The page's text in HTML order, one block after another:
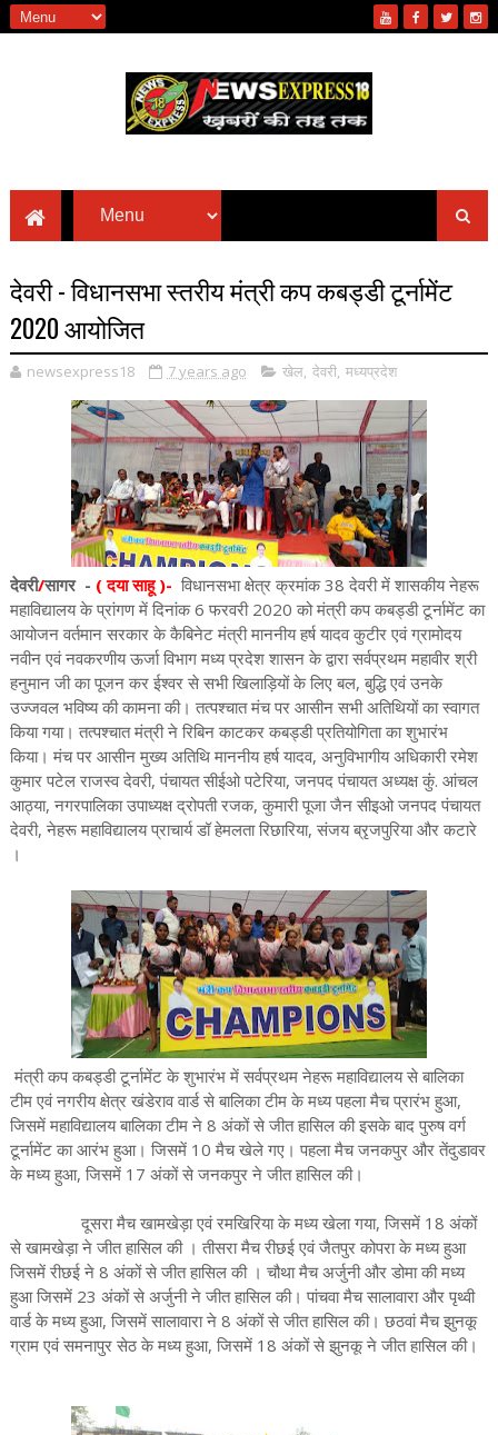
देवरी - विधानसभा स्तरीय मंत्री कप कबड्डी टूर्नामेंट
2020 आयोजित
newsexpress18 7 years ago खेल, देवरी, मध्यप्रदेश
देवरी/सागर - ( दया साहू )- विधानसभा क्षेत्र क्रमांक 38 देवरी में शासकीय नेहरू
महाविद्यालय के प्रांगण में दिनांक 6 फरवरी 2020 को मंत्री कप कबड्डी टूर्नामेंट का
आयोजन वर्तमान सरकार के कैबिनेट मंत्री माननीय हर्ष यादव कुटीर एवं ग्रामोदय
नवीन एवं नवकरणीय ऊर्जा विभाग मध्य प्रदेश शासन के द्वारा सर्वप्रथम महावीर श्री
हनुमान जी का पूजन कर ईश्वर से सभी खिलाड़ियों के लिए बल, बुद्धि एवं उनके
उज्जवल भविष्य की कामना की। तत्पश्चात मंच पर आसीन सभी अतिथियों का स्वागत
किया गया। तत्पश्चात मंत्री ने रिबिन काटकर कबड्डी प्रतियोगिता का शुभारंभ
किया। मंच पर आसीन मुख्य अतिथि माननीय हर्ष यादव, अनुविभागीय अधिकारी रमेश
कुमार पटेल राजस्व देवरी, पंचायत सीईओ पटेरिया, जनपद पंचायत अध्यक्ष कुंं. आंचल
आठ्या, नगरपालिका उपाध्यक्ष द्रोपती रजक, कुमारी पूजा जैन सीइओ जनपद पंचायत
देवरी, नेहरू महाविद्यालय प्राचार्य डॉ हेमलता रिछारिया, संजय ब्रृजपुरिया और कटारे
।
मंत्री कप कबड्डी टूर्नामेंट के शुभारंभ में सर्वप्रथम नेहरू महाविद्यालय से बालिका
टीम एवं नगरीय क्षेत्र खंडेराव वार्ड से बालिका टीम के मध्य पहला मैच प्रारंभ हुआ,
जिसमें महाविद्यालय बालिका टीम ने 8 अंकों से जीत हासिल की इसके बाद पुरुष वर्ग
टूर्नामेंट का आरंभ हुआ। जिसमें 10 मैच खेले गए। पहला मैच जनकपुर और तेंदुडावर
के मध्य हुआ, जिसमें 17 अंकों से जनकपुर ने जीत हासिल की।
दूसरा मैच खामखेड़ा एवं रमखिरिया के मध्य खेला गया, जिसमें 18 अंकों
से खामखेड़ा ने जीत हासिल की । तीसरा मैच रीछई एवं जैतपुर कोपरा के मध्य हुआ
जिसमें रीछई ने 8 अंकों से जीत हासिल की । चौथा मैच अर्जुनी और डोमा की मध्य
हुआ जिसमें 23 अंकों से अर्जुनी ने जीत हासिल की। पांचवा मैच सालावारा और पृथ्वी
वार्ड के मध्य हुआ, जिसमें सालावारा ने 8 अंकों से जीत हासिल की। छठवां मैच झुनकू
ग्राम एवं समनापुर सेठ के मध्य हुआ, जिसमें 18 अंकों से झुनकू ने जीत हासिल की।